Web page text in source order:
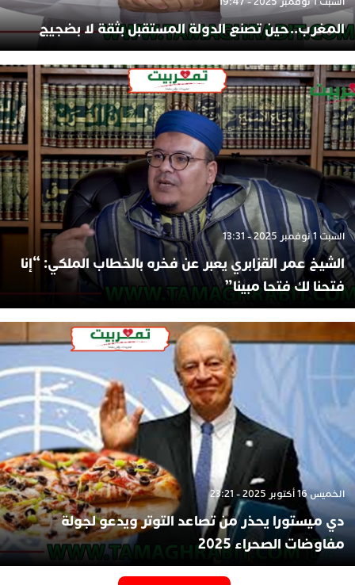
المغرب..حين تصنع الدولة المستقبل بثقة لا بضجيج
السبت 1 نوفمبر 2025 - 13:31
الشيخ عمر القزابري يعبر عن فخره بالخطاب الملكي: “إنا
فتحنا لك فتحا مبينا”
الخميس 16 أكتوبر 2025 - 23:21
دي ميستورا يحذر من تصاعد التوتر ويدعو لجولة
مفاوضات الصحراء 2025